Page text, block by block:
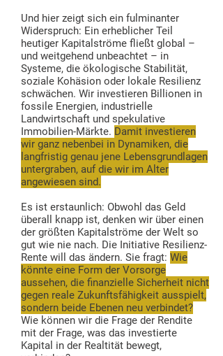
Und hier zeigt sich ein fulminanter
Widerspruch: Ein erheblicher Teil
heutiger Kapitalströme fließt global –
und weitgehend unbeachtet – in
Systeme, die ökologische Stabilität,
soziale Kohäsion oder lokale Resilienz
schwächen. Wir investieren Billionen in
fossile Energien, industrielle
Landwirtschaft und spekulative
Immobilien-Märkte. Damit investieren
wir ganz nebenbei in Dynamiken, die
langfristig genau jene Lebensgrundlagen
untergraben, auf die wir im Alter
angewiesen sind.
Es ist erstaunlich: Obwohl das Geld
überall knapp ist, denken wir über einen
der größten Kapitalströme der Welt so
gut wie nie nach. Die Initiative Resilienz-
Rente will das ändern. Sie fragt: Wie
könnte eine Form der Vorsorge
aussehen, die finanzielle Sicherheit nicht
gegen reale Zukunftsfähigkeit ausspielt,
sondern beide Ebenen neu verbindet?
Wie können wir die Frage der Rendite
mit der Frage, was das investierte
Kapital in der Realtität bewegt,